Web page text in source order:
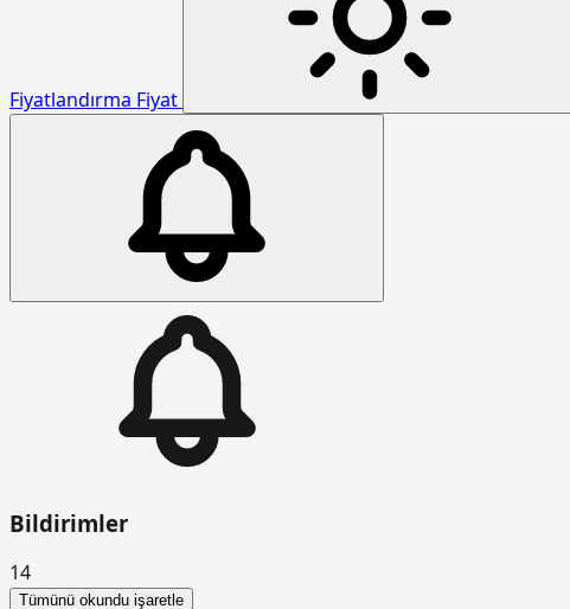
Fiyatlandırma Fiyat
Bildirimler
14
Tümünü okundu işaretle